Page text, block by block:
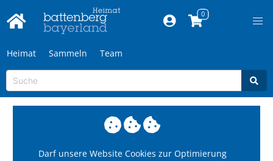
Heimat Sammeln Team
Darf unsere Website Cookies zur Optimierung